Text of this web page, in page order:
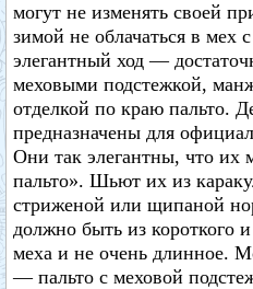
могут не изменять своей
зимой не облачаться в мех
элегантный ход —
меховыми подстежкой,
отделкой по краю пальто.
предназначены для
Они так элегантны, что их
пальто». Шьют их из
стриженой или щипаной
должно быть из короткого
меха и не очень длинное.
— пальто с меховой